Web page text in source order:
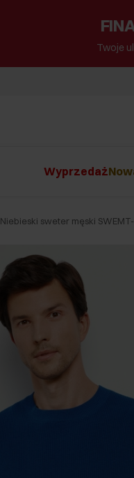
Twoje
Wyprzedaż
Niebieski sweter męski